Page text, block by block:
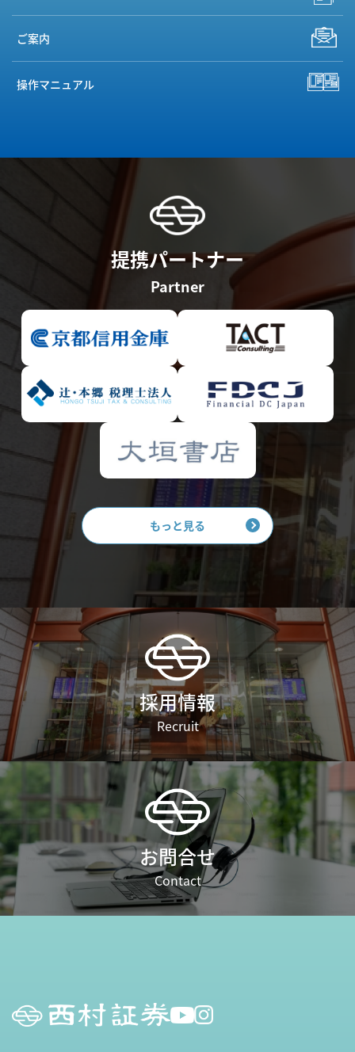
ご案内
操作マニュアル
提携パートナー
Partner
もっと見る
採用情報
Recruit
お問合せ
Contact